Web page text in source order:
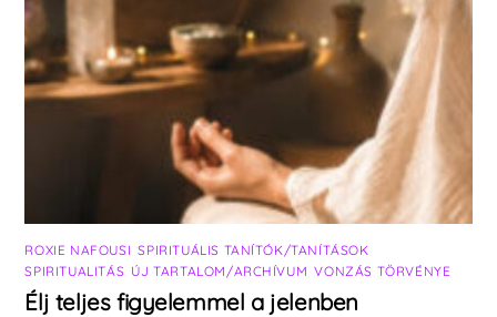
ROXIE NAFOUSI ,SPIRITUÁLIS TANÍTÓK/TANÍTÁSOK
SPIRITUALITÁS ÚJ TARTALOM/ARCHÍVUM ,VONZÁS TÖRVÉNYE
Élj teljes figyelemmel a jelenben